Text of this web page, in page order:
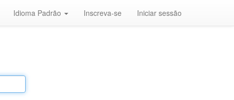
Idioma Padrão Inscreva-se Iniciar sessão